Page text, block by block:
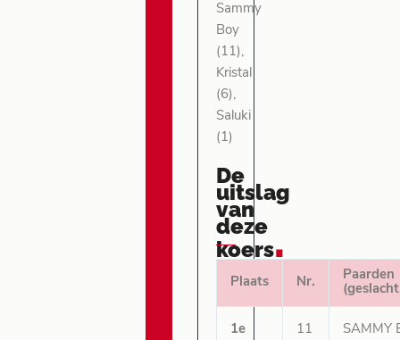
Sammy
Boy
(11),
Kristal
(6),
Saluki
(1)
De
uitslag
van
deze
koers.
Plaats Nr.
Paarden
1e 11 SAMMY